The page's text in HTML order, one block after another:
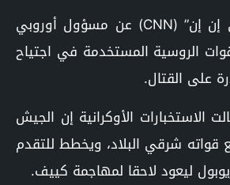
ونقلت شبكة “سي إن إن” (CNN) عن مسؤول أوروبي
الروسية المستخدمة في اجتياح
على القتال.
الاستخبارات الأوكرانية إن الجيش
قواته شرقي البلاد، ويخطط للتقدم
ليعود لاحقا لمهاجمة كييف.